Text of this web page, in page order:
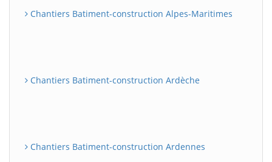
Chantiers Batiment-construction Alpes-Maritimes
Chantiers Batiment-construction Ardèche
Chantiers Batiment-construction Ardennes